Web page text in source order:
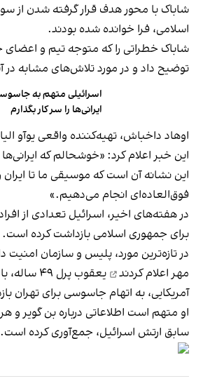
شاباک با محور هدف قرار گرفته شدن از
اسلامی، فرا خوانده شده بودند.
شاباک خطراتی را که متوجه تیم و اعضای
توضیح داد و در مورد تلاش‌های مشابه در
اسرائیلی متهم به
ایرانی‌ها را سر کار بگذارم
اوهاد داخباش، تهیه‌کننده واقعی یوآو
این خبر اعلام کرد: «خوشحالم که
این نشانه آن است که موسیقی ما تا ایران
فوق‌العاده‌ای انجام می‌دهیم.»
در هفته‌های اخیر، اسرائیل تعدادی از
برای جمهوری اسلامی بازداشت کرده است.
در تازه‌ترین مورد، پلیس و سازمان امنیت
مهر اعلام کردند
یعقوب پرل
آمریکایی، به اتهام جاسوسی برای تهران
او متهم است اطلاعاتی درباره بن گویر و
سابق ارتش اسرائیل، جمع‌آوری کرده است.